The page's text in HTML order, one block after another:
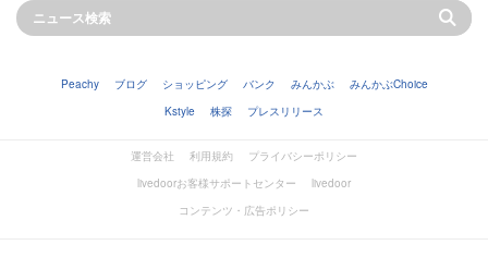
Peachy ブログ ショッピング バンク みんかぶ
みんかぶChoice
Kstyle
株探 プレスリリース
運営会社 利用規約
プライバシーポリシー
livedoorお客様サポートセンター
livedoor
コンテンツ・広告ポリシー